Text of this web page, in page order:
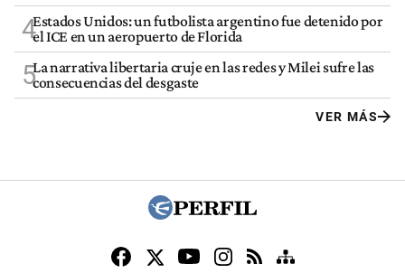
4Estados Unidos: un futbolista argentino fue detenido por
el ICE en un aeropuerto de Florida
5La narrativa libertaria cruje en las redes y Milei sufre las
consecuencias del desgaste
VER MÁS